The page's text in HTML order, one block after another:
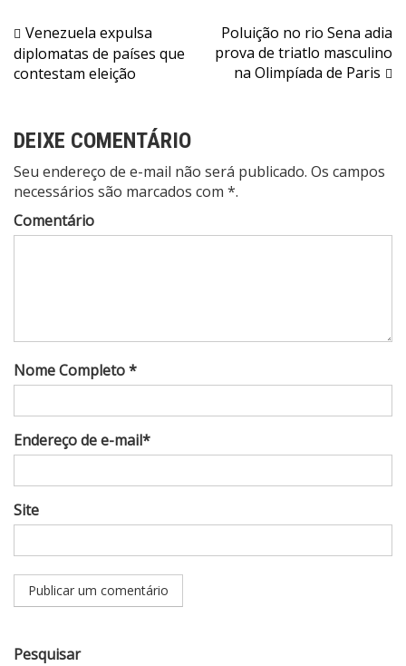
Navegação
de
Venezuela expulsa
diplomatas de países que
contestam eleição
Poluição no rio Sena adia
prova de triatlo masculino
na Olimpíada de Paris
DEIXE COMENTÁRIO
Seu endereço de e-mail não será publicado. Os campos
necessários são marcados com *.
Comentário
Nome Completo *
Endereço de e-mail*
Site
Pesquisar